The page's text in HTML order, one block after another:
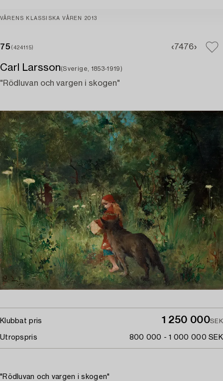
VÅRENS KLASSISKA VÅREN 2013
75 (424115) 7476
Carl Larsson(Sverige, 1853-1919)
"Rödluvan och vargen i skogen"
Klubbat pris 1 250 000SEK
Utropspris 800 000 - 1 000 000 SEK
"Rödluvan och vargen i skogen"